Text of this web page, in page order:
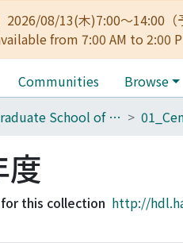
2026/08/13(木)7:00～14:00
from 7:00 AM to 2:00
Communities Browse
010_Graduate School of Letters
this collection http://